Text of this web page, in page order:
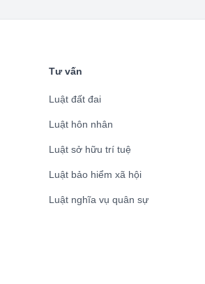
Tư vấn
Luật đất đai
Luật hôn nhân
Luật sở hữu trí tuệ
Luật bảo hiểm xã hội
Luật nghĩa vụ quân sự